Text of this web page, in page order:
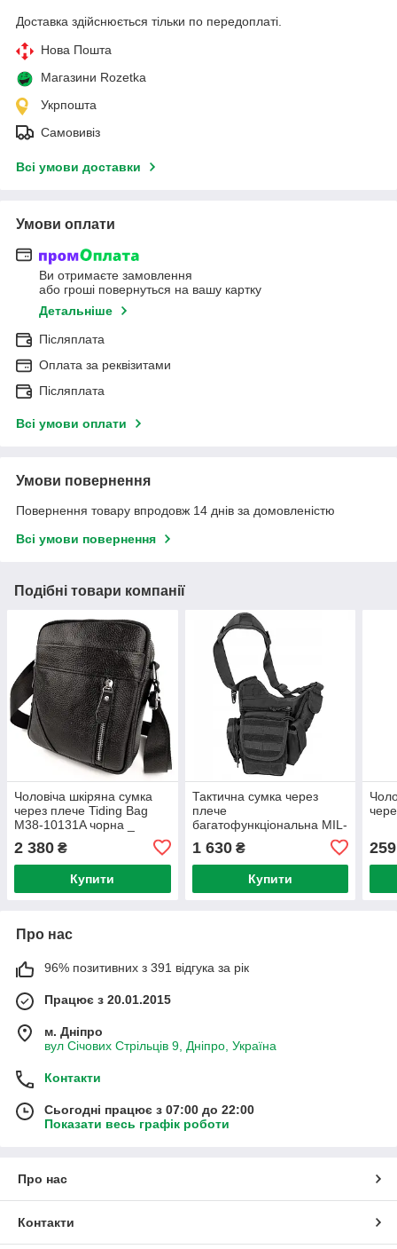
Доставка здійснюється тільки по передоплаті.
Нова Пошта
Магазини Rozetka
Укрпошта
Самовивіз
Всі умови доставки
Умови оплати
Ви отримаєте замовлення
або гроші повернуться на вашу картку
Детальніше
Післяплата
Оплата за реквізитами
Післяплата
Всі умови оплати
Умови повернення
Повернення товару впродовж 14 днів за домовленістю
Всі умови повернення
Подібні товари компанії
Чоловіча шкіряна сумка
через плече Tiding Bag
M38-10131A чорна _
2 380 ₴
Купити
Тактична сумка через
плече
багатофункціональна MIL-
1 630₴
Купити
259
Про нас
96% позитивних з 391 відгука за рік
Працює з 20.01.2015
м. Дніпро
вул Січових Стрільців 9, Дніпро, Україна
Контакти
Сьогодні працює з 07:00 до 22:00
Показати весь графік роботи
Про нас
Контакти